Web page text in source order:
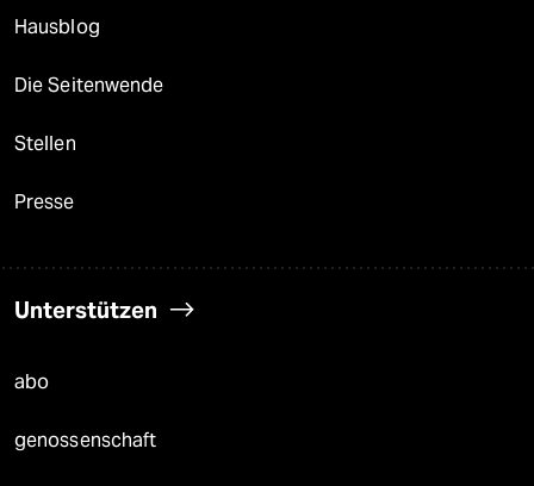
Hausblog
Die Seitenwende
Stellen
Presse
Unterstützen
abo
genossenschaft